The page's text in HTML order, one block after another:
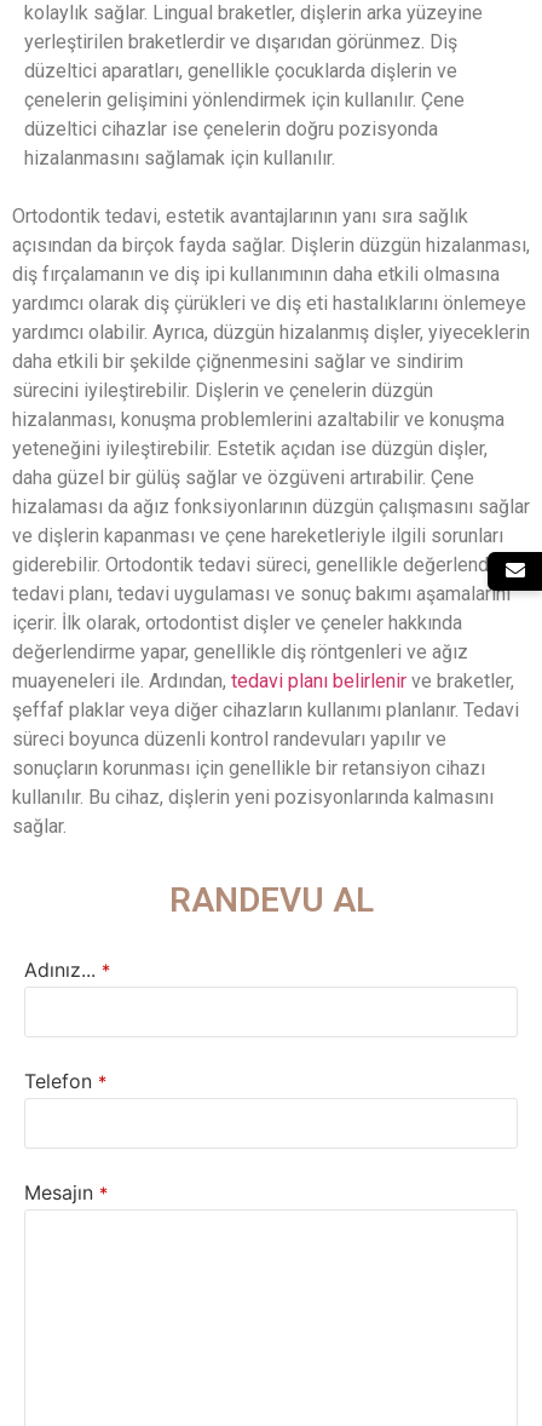
kolaylık sağlar. Lingual braketler, dişlerin arka yüzeyine
yerleştirilen braketlerdir ve dışarıdan görünmez. Diş
düzeltici aparatları, genellikle çocuklarda dişlerin ve
çenelerin gelişimini yönlendirmek için kullanılır. Çene
düzeltici cihazlar ise çenelerin doğru pozisyonda
hizalanmasını sağlamak için kullanılır.
Ortodontik tedavi, estetik avantajlarının yanı sıra sağlık
açısından da birçok fayda sağlar. Dişlerin düzgün hizalanması,
diş fırçalamanın ve diş ipi kullanımının daha etkili olmasına
yardımcı olarak diş çürükleri ve diş eti hastalıklarını önlemeye
yardımcı olabilir. Ayrıca, düzgün hizalanmış dişler, yiyeceklerin
daha etkili bir şekilde çiğnenmesini sağlar ve sindirim
sürecini iyileştirebilir. Dişlerin ve çenelerin düzgün
hizalanması, konuşma problemlerini azaltabilir ve konuşma
yeteneğini iyileştirebilir. Estetik açıdan ise düzgün dişler,
daha güzel bir gülüş sağlar ve özgüveni artırabilir. Çene
hizalaması da ağız fonksiyonlarının düzgün çalışmasını sağlar
ve dişlerin kapanması ve çene hareketleriyle ilgili sorunları
giderebilir. Ortodontik tedavi süreci, genellikle değerlendirme,
tedavi planı, tedavi uygulaması ve sonuç bakımı aşamalarını
içerir. İlk olarak, ortodontist dişler ve çeneler hakkında
değerlendirme yapar, genellikle diş röntgenleri ve ağız
muayeneleri ile. Ardından, tedavi planı belirlenir ve braketler,
şeffaf plaklar veya diğer cihazların kullanımı planlanır. Tedavi
süreci boyunca düzenli kontrol randevuları yapılır ve
sonuçların korunması için genellikle bir retansiyon cihazı
kullanılır. Bu cihaz, dişlerin yeni pozisyonlarında kalmasını
sağlar.
RANDEVU AL
Adınız... *
Telefon *
Mesajın *